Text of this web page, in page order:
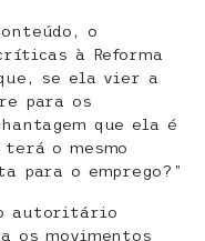
o
à Reforma
se ela vier a
para os
que ela é
o mesmo
para o emprego?”
autoritário
os movimentos